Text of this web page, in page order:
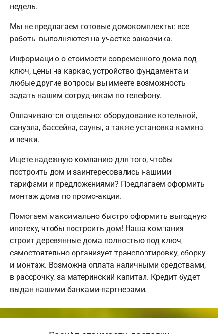
недель.
Мы не предлагаем готовые домокомплекты: все
работы выполняются на участке заказчика.
Информацию о стоимости современного дома под
ключ, цены на каркас, устройство фундамента и
любые другие вопросы вы имеете возможность
задать нашим сотрудникам по телефону.
Оплачиваются отдельно: оборудование котельной,
санузла, бассейна, сауны, а также установка камина
и печки.
Ищете надежную компанию для того, чтобы
построить дом и заинтересовались нашими
тарифами и предложениями? Предлагаем оформить
монтаж дома по промо-акции.
Помогаем максимально быстро оформить выгодную
ипотеку, чтобы построить дом! Наша компания
строит деревянные дома полностью под ключ,
самостоятельно организует транспортировку, сборку
и монтаж. Возможна оплата наличными средствами,
в рассрочку, за материнский капитал. Кредит будет
выдан нашими банками-партнерами.